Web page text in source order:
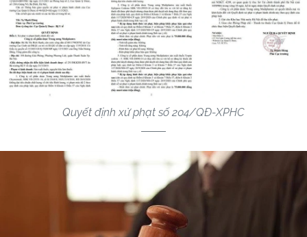
Quyết định xử phạt số 204/QĐ-XPHC